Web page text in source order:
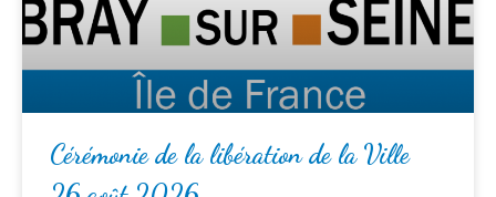
Cérémonie de la libération de la Ville